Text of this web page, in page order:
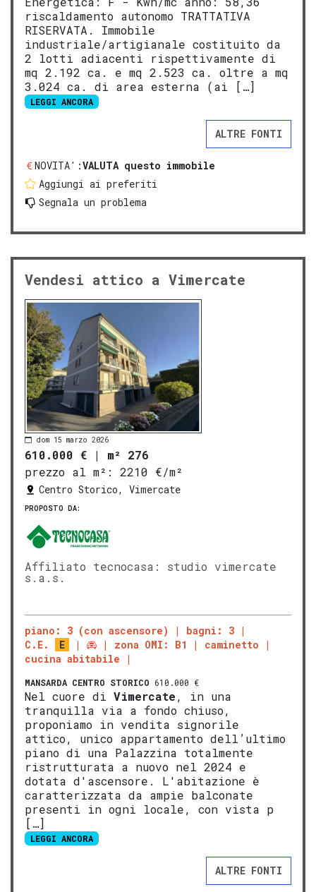
riscaldamento autonomo TRATTATIVA
RISERVATA. Immobile
industriale/artigianale costituito da
2 lotti adiacenti rispettivamente di
mq 2.192 ca. e mq 2.523 ca. oltre a mq
3.024 ca. di area esterna (ai […]
LEGGI ANCORA
ALTRE FONTI
NOVITA':VALUTA questo immobile
Aggiungi ai preferiti
Segnala un problema
Vendesi attico a Vimercate
dom 15 marzo 2026
610.000 € | m² 276
prezzo al m²:
2210 €/m²
Centro Storico, Vimercate
PROPOSTO DA:
Affiliato tecnocasa: studio vimercate
s.a.s.
piano: 3 (con ascensore)
bagni: 3
C.E.
E zona OMI: B1
caminetto
cucina abitabile
MANSARDA CENTRO STORICO 610.000 €
Nel cuore di Vimercate, in una
tranquilla via a fondo chiuso,
proponiamo in vendita signorile
attico, unico appartamento dell’ultimo
piano di una Palazzina totalmente
ristrutturata a nuovo nel 2024 e
dotata d'ascensore. L'abitazione è
caratterizzata da ampie balconate
presenti in ogni locale, con vista p
[…]
LEGGI ANCORA
ALTRE FONTI